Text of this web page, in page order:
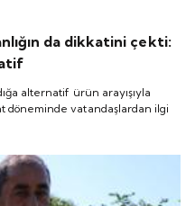
da dikkatini çekti:
alternatif ürün arayışıyla
döneminde vatandaşlardan ilgi